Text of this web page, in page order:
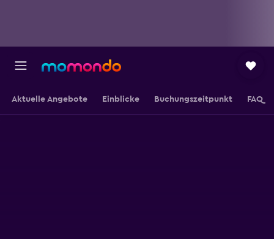
Aktuelle Angebote Einblicke Buchungszeitpunkt FAQ